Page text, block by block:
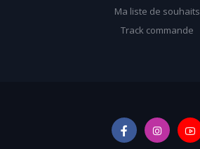
Ma liste de souhaits
Track commande